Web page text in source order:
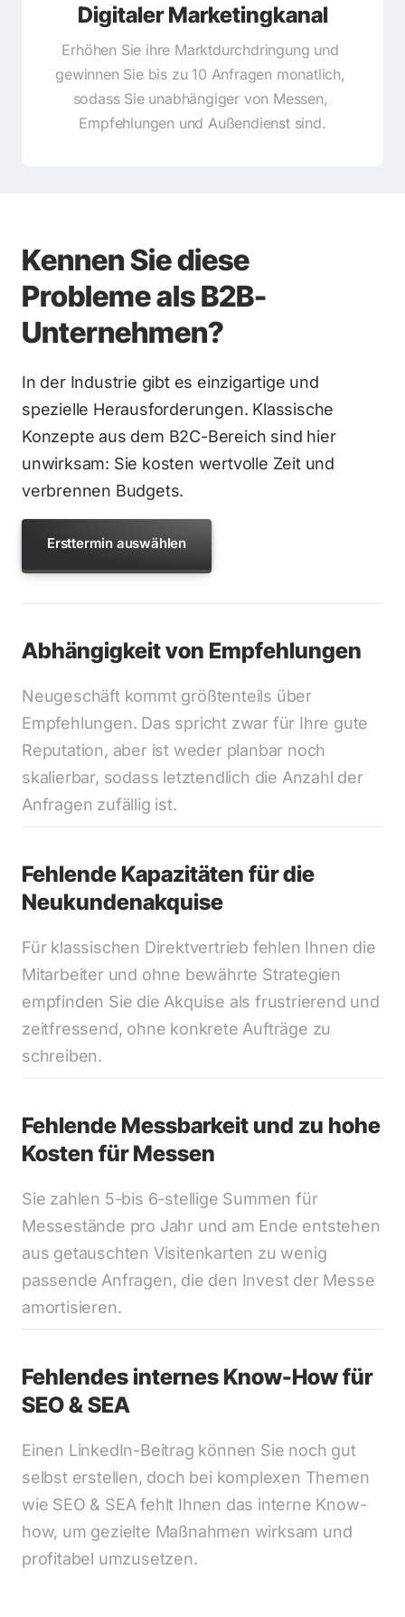
Digitaler Marketingkanal
Erhöhen Sie ihre Marktdurchdringung und
gewinnen Sie bis zu 10 Anfragen monatlich,
sodass Sie unabhängiger von Messen,
Empfehlungen und Außendienst sind.
Kennen Sie diese
Probleme als B2B-
Unternehmen?
In der Industrie gibt es einzigartige und
spezielle Herausforderungen. Klassische
Konzepte aus dem B2C-Bereich sind hier
unwirksam: Sie kosten wertvolle Zeit und
verbrennen Budgets.
Ersttermin auswählen
Abhängigkeit von Empfehlungen
Neugeschäft kommt größtenteils über
Empfehlungen. Das spricht zwar für Ihre gute
Reputation, aber ist weder planbar noch
skalierbar, sodass letztendlich die Anzahl der
Anfragen zufällig ist.
Fehlende Kapazitäten für die
Neukundenakquise
Für klassischen Direktvertrieb fehlen Ihnen die
Mitarbeiter und ohne bewährte Strategien
empfinden Sie die Akquise als frustrierend und
zeitfressend, ohne konkrete Aufträge zu
schreiben.
Fehlende Messbarkeit und zu hohe
Kosten für Messen
Sie zahlen 5-bis 6-stellige Summen für
Messestände pro Jahr und am Ende entstehen
aus getauschten Visitenkarten zu wenig
passende Anfragen, die den Invest der Messe
amortisieren.
Fehlendes internes Know-How für
SEO & SEA
Einen LinkedIn-Beitrag können Sie noch gut
selbst erstellen, doch bei komplexen Themen
wie SEO & SEA fehlt Ihnen das interne Know-
how, um gezielte Maßnahmen wirksam und
profitabel umzusetzen.